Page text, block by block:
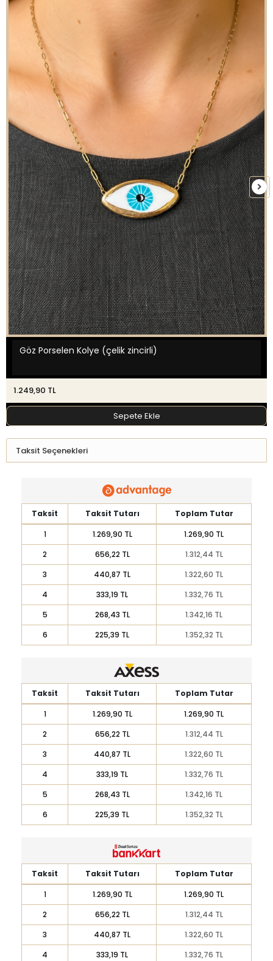
Göz Porselen Kolye (çelik zincirli)
1.249,90 TL
Sepete Ekle
Taksit Seçenekleri
Taksit Taksit Tutarı
Toplam Tutar
1
1.269,90 TL
1.269,90 TL
2
656,22 TL
1.312,44 TL
3
440,87 TL
1.322,60 TL
4
333,19 TL
1.332,76 TL
5
268,43 TL
1.342,16 TL
6
225,39 TL 1.352,32 TL
Taksit Taksit Tutarı
Toplam Tutar
1
1.269,90 TL
1.269,90 TL
2
656,22 TL
1.312,44 TL
3
440,87 TL
1.322,60 TL
4
333,19 TL
1.332,76 TL
5
268,43 TL
1.342,16 TL
6
225,39 TL 1.352,32 TL
Taksit Taksit Tutarı
Toplam Tutar
1
1.269,90 TL
1.269,90 TL
2
656,22 TL
1.312,44 TL
3
440,87 TL
1.322,60 TL
4
333,19 TL 1.332,76 TL